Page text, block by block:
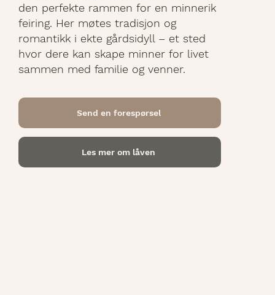
den perfekte rammen for en minnerik
feiring. Her møtes tradisjon og
romantikk i ekte gårdsidyll – et sted
hvor dere kan skape minner for livet
sammen med familie og venner.
Send en forespørsel
Les mer om låven